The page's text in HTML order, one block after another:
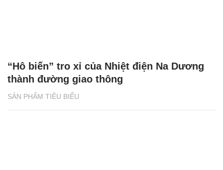
SẢN PHẨM TIÊU BIỂU
“Hô biến” tro xỉ của Nhiệt điện Na Dương
thành đường giao thông